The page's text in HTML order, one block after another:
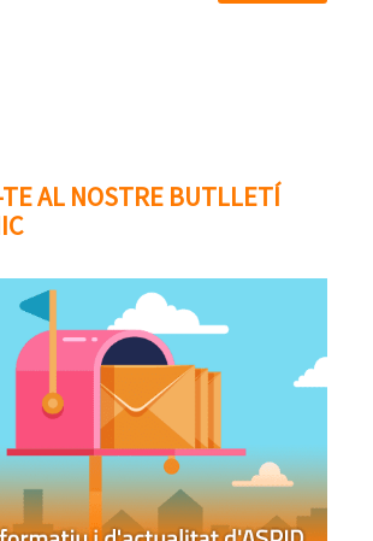
AL NOSTRE BUTLLETÍ